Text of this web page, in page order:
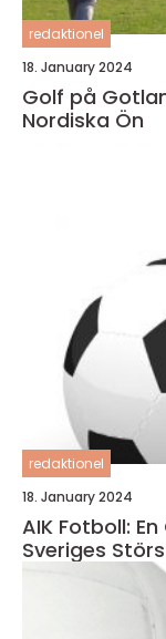
redaktionel
18. January 2024
Golf på
Nordiska Ön
redaktionel
18. January 2024
AIK Fotboll:
Sveriges